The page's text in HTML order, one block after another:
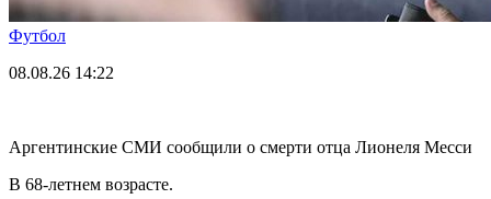
Футбол
08.08.26 14:22
Аргентинские СМИ сообщили о смерти отца Лионеля Месси
В 68-летнем возрасте.